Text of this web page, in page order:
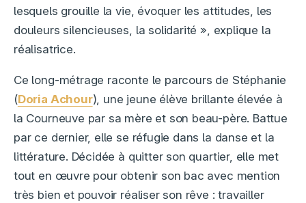
lesquels grouille la vie, évoquer les attitudes, les
douleurs silencieuses, la solidarité », explique la
réalisatrice.
Ce long-métrage raconte le parcours de Stéphanie
(Doria Achour), une jeune élève brillante élevée à
la Courneuve par sa mère et son beau-père. Battue
par ce dernier, elle se réfugie dans la danse et la
littérature. Décidée à quitter son quartier, elle met
tout en œuvre pour obtenir son bac avec mention
très bien et pouvoir réaliser son rêve : travailler